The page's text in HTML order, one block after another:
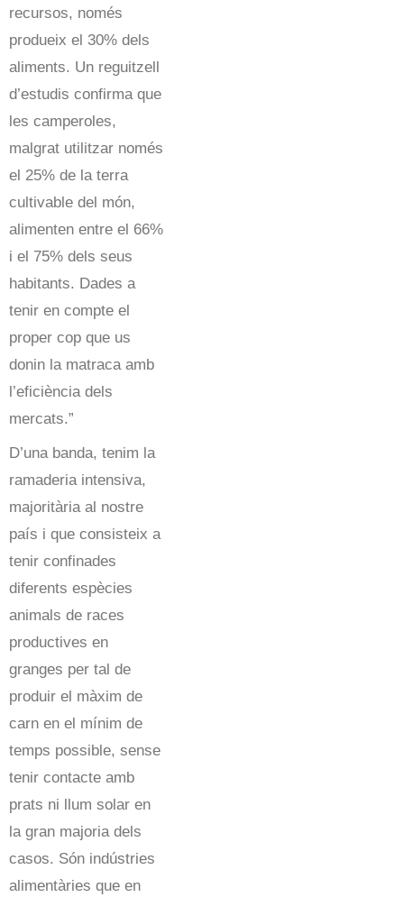
recursos, només
produeix el 30% dels
aliments. Un reguitzell
d’estudis confirma que
les camperoles,
malgrat utilitzar només
el 25% de la terra
cultivable del món,
alimenten entre el 66%
i el 75% dels seus
habitants. Dades a
tenir en compte el
proper cop que us
donin la matraca amb
l’eficiència dels
mercats.”
D’una banda, tenim la
ramaderia intensiva,
majoritària al nostre
país i que consisteix a
tenir confinades
diferents espècies
animals de races
productives en
granges per tal de
produir el màxim de
carn en el mínim de
temps possible, sense
tenir contacte amb
prats ni llum solar en
la gran majoria dels
casos. Són indústries
alimentàries que en